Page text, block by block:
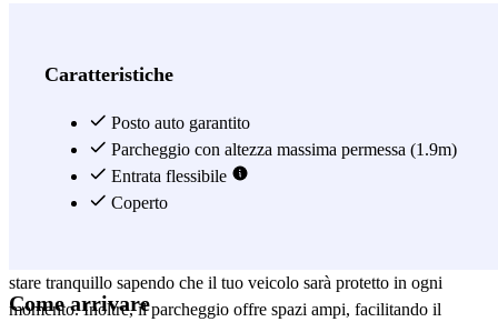
passeggiata nel Giardino del Lussemburgo, uno dei parchi più belli
Inoltre, la sua posizione centrale permette un rapido accesso alle
principali arterie della città, rendendolo una scelta comoda per chi
deve muoversi agilmente a Parigi. Il
- Jardin du Luxembourg
stare tranquillo sapendo che il tuo veicolo sarà protetto in ogni
momento. Inoltre, il parcheggio offre spazi ampi, facilitando il
Caratteristiche
Posto auto garantito
Parcheggio con altezza massima permessa (1.9m)
Entrata flessibile
Coperto
Come arrivare